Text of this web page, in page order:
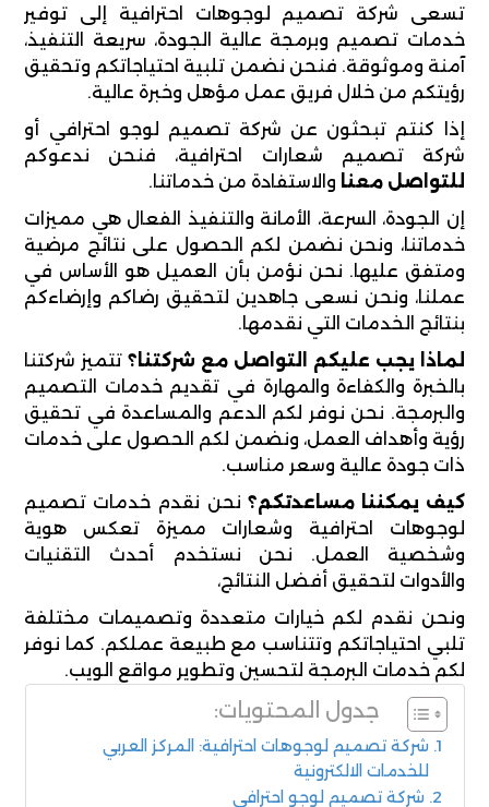
تسعى شركة تصميم لوجوهات احترافية إلى توفير
خدمات تصميم وبرمجة عالية الجودة، سريعة التنفيذ،
آمنة وموثوقة. فنحن نضمن تلبية احتياجاتكم وتحقيق
رؤيتكم من خلال فريق عمل مؤهل وخبرة عالية.
إذا كنتم تبحثون عن شركة تصميم لوجو احترافي أو
شركة تصميم شعارات احترافية، فنحن ندعوكم
للتواصل معنا والاستفادة من خدماتنا.
إن الجودة، السرعة، الأمانة والتنفيذ الفعال هي مميزات
خدماتنا، ونحن نضمن لكم الحصول على نتائج مرضية
ومتفق عليها. نحن نؤمن بأن العميل هو الأساس في
عملنا، ونحن نسعى جاهدين لتحقيق رضاكم وإرضاءكم
بنتائج الخدمات التي نقدمها.
لماذا يجب عليكم
التواصل مع شركتنا؟تتميز شركتنا
بالخبرة والكفاءة والمهارة في تقديم خدمات التصميم
والبرمجة. نحن نوفر لكم الدعم والمساعدة في تحقيق
رؤية وأهداف العمل، ونضمن لكم الحصول على خدمات
ذات جودة عالية وسعر مناسب.
كيف يمكننا مساعدتكم؟ نحن نقدم خدمات تصميم
لوجوهات احترافية وشعارات مميزة تعكس هوية
وشخصية العمل. نحن نستخدم أحدث التقنيات
والأدوات لتحقيق أفضل النتائج،
ونحن نقدم لكم خيارات متعددة وتصميمات مختلفة
تلبي احتياجاتكم وتتناسب مع طبيعة عملكم. كما نوفر
لكم خدمات البرمجة لتحسين وتطوير مواقع الويب.
جدول المحتويات:
شركة تصميم لوجوهات احترافية: المركز العربي
للخدمات الالكترونية
شركة تصميم لوجو احترافي